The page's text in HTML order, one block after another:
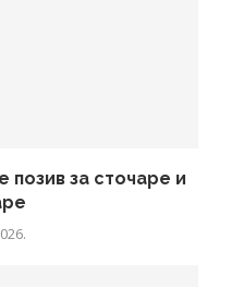
за сточаре и